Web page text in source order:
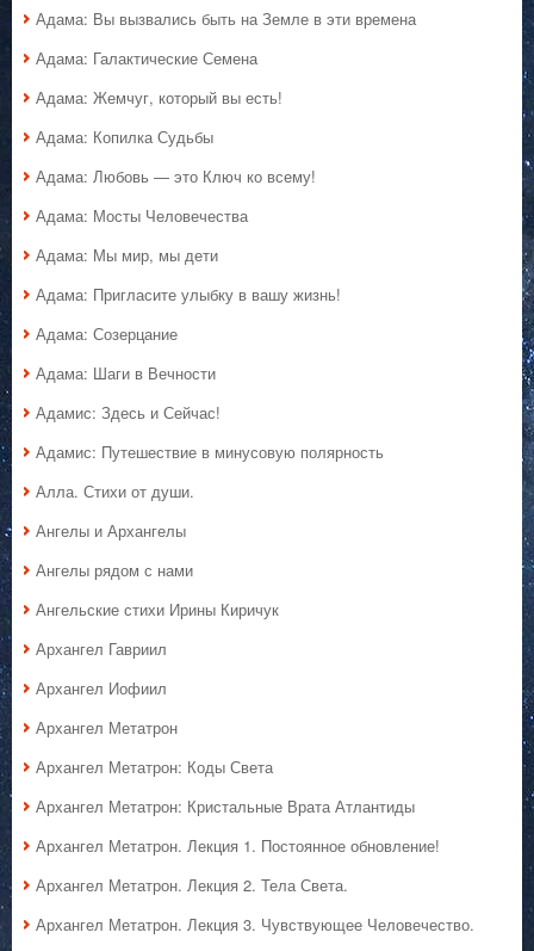
Адама: Вы вызвались быть на Земле в эти времена
Адама: Галактические Семена
Адама: Жемчуг, который вы есть!
Адама: Копилка Судьбы
Адама: Любовь — это Ключ ко всему!
Адама: Мосты Человечества
Адама: Мы мир, мы дети
Адама: Пригласите улыбку в вашу жизнь!
Адама: Созерцание
Адама: Шаги в Вечности
Адамис: Здесь и Сейчас!
Адамис: Путешествие в минусовую полярность
Алла. Стихи от души.
Ангелы и Архангелы
Ангелы рядом с нами
Ангельские стихи Ирины Киричук
Архангел Гавриил
Архангел Иофиил
Архангел Метатрон
Архангел Метатрон: Коды Света
Архангел Метатрон: Кристальные Врата Атлантиды
Архангел Метатрон. Лекция 1. Постоянное обновление!
Архангел Метатрон. Лекция 2. Тела Света.
Архангел Метатрон. Лекция 3. Чувствующее Человечество.